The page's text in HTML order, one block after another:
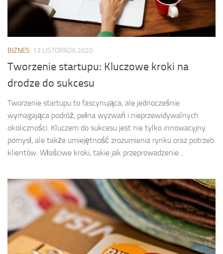
BIZNES 13 LISTOPADA 2020
Tworzenie startupu: Kluczowe kroki na
drodze do sukcesu
Tworzenie startupu to fascynująca, ale jednocześnie
wymagająca podróż, pełna wyzwań i nieprzewidywalnych
okoliczności. Kluczem do sukcesu jest nie tylko innowacyjny
pomysł, ale także umiejętność zrozumienia rynku oraz potrzeb
klientów. Właściwe kroki, takie jak przeprowadzenie...